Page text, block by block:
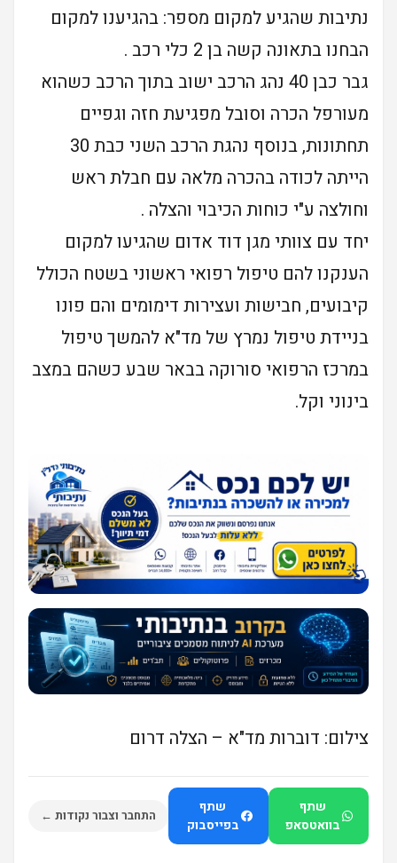
נתיבות שהגיע למקום מספר: בהגיענו למקום
הבחנו בתאונה קשה בן 2 כלי רכב .
גבר כבן 40 נהג הרכב ישוב בתוך הרכב כשהוא
מעורפל הכרה וסובל מפגיעת חזה וגפיים
תחתונות, בנוסף נהגת הרכב השני כבת 30
הייתה לכודה בהכרה מלאה עם חבלת ראש
וחולצה ע"י כוחות הכיבוי והצלה .
יחד עם צוותי מגן דוד אדום שהגיעו למקום
הענקנו להם טיפול רפואי ראשוני בשטח הכולל
קיבועים, חבישות ועצירות דימומים והם פונו
בניידת טיפול נמרץ של מד"א להמשך טיפול
במרכז הרפואי סורוקה בבאר שבע כשהם במצב
בינוני וקל.
צילום: דוברות מד"א – הצלה דרום
שתף
בוואטסאפ
שתף
בפייסבוק
התחבר וצבור נקודות ←